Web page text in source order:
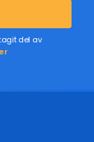
del av